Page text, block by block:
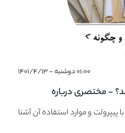
۰۱:۰۰ دوشنبه - ۱۴۰۱/۴/۱۳
- مختصری درباره
پیپر‌ولت و موارد استفاده آن آشنا